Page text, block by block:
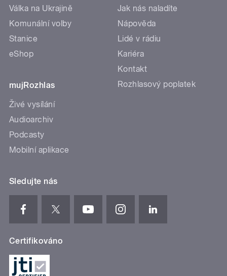
Válka na Ukrajině
Komunální volby
Stanice
eShop
mujRozhlas
Živé vysílání
Audioarchiv
Podcasty
Mobilní aplikace
Jak nás naladíte
Nápověda
Lidé v rádiu
Kariéra
Kontakt
Rozhlasový poplatek
Sledujte nás
Certifikováno